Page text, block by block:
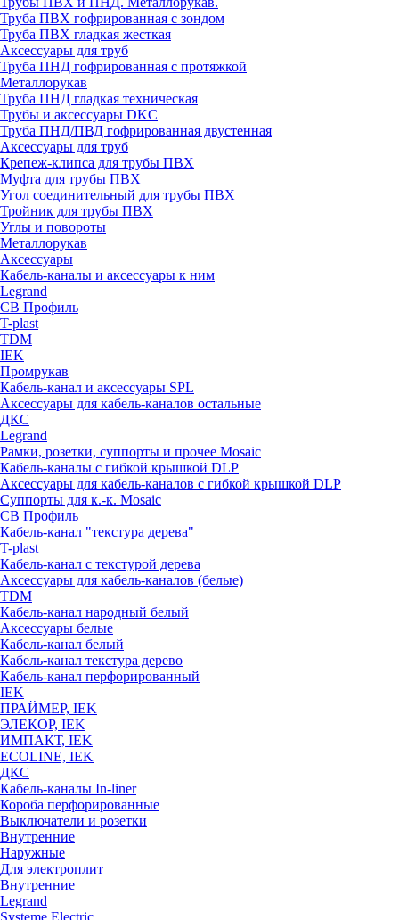
Труба ПВХ гофрированная с зондом
Труба ПВХ гладкая жесткая
Аксессуары для труб
Труба ПНД гофрированная с протяжкой
Металлорукав
Труба ПНД гладкая техническая
Трубы и аксессуары DKC
Труба ПНД/ПВД гофрированная двустенная
Аксессуары для труб
Крепеж-клипса для трубы ПВХ
Муфта для трубы ПВХ
Угол соединительный для трубы ПВХ
Тройник для трубы ПВХ
Углы и повороты
Металлорукав
Аксессуары
Кабель-каналы и аксессуары к ним
Legrand
СВ Профиль
T-plast
TDM
IEK
Промрукав
Кабель-канал и аксессуары SPL
Аксессуары для кабель-каналов остальные
ДКС
Legrand
Рамки, розетки, суппорты и прочее Mosaic
Кабель-каналы с гибкой крышкой DLP
Аксессуары для кабель-каналов с гибкой крышкой DLP
Суппорты для к.-к. Mosaic
СВ Профиль
Кабель-канал "текстура дерева"
T-plast
Кабель-канал с текстурой дерева
Аксессуары для кабель-каналов (белые)
TDM
Кабель-канал народный белый
Аксессуары белые
Кабель-канал белый
Кабель-канал текстура дерево
Кабель-канал перфорированный
IEK
ПРАЙМЕР, IEK
ЭЛЕКОР, IEK
ИМПАКТ, IEK
ECOLINE, IEK
ДКС
Кабель-каналы In-liner
Короба перфорированные
Выключатели и розетки
Внутренние
Наружные
Для электроплит
Внутренние
Legrand
Systeme Electric